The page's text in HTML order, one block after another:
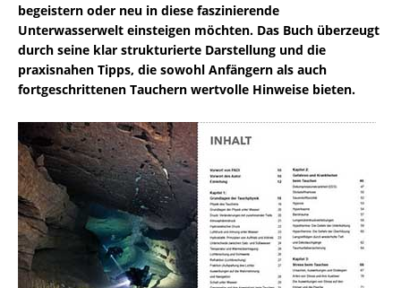
begeistern oder neu in diese faszinierende
Unterwasserwelt einsteigen möchten. Das Buch überzeugt
durch seine klar strukturierte Darstellung und die
praxisnahen Tipps, die sowohl Anfängern als auch
fortgeschrittenen Tauchern wertvolle Hinweise bieten.